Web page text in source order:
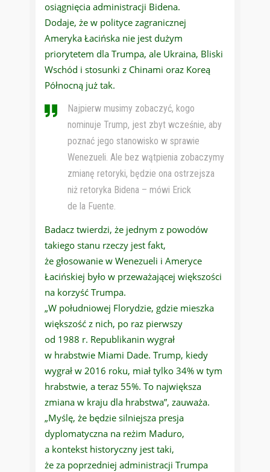
osiągnięcia administracji Bidena.
Dodaje, że w polityce zagranicznej
Ameryka Łacińska nie jest dużym
priorytetem dla Trumpa, ale Ukraina, Bliski
Wschód i stosunki z Chinami oraz Koreą
Północną już tak.
Najpierw musimy zobaczyć, kogo
nominuje Trump, jest zbyt wcześnie, aby
poznać jego stanowisko w sprawie
Wenezueli. Ale bez wątpienia zobaczymy
zmianę retoryki, będzie ona ostrzejsza
niż retoryka Bidena – mówi Erick
de la Fuente.
Badacz twierdzi, że jednym z powodów
takiego stanu rzeczy jest fakt,
że głosowanie w Wenezueli i Ameryce
Łacińskiej było w przeważającej większości
na korzyść Trumpa.
„W południowej Florydzie, gdzie mieszka
większość z nich, po raz pierwszy
od 1988 r. Republikanin wygrał
w hrabstwie Miami Dade. Trump, kiedy
wygrał w 2016 roku, miał tylko 34% w tym
hrabstwie, a teraz 55%. To największa
zmiana w kraju dla hrabstwa”, zauważa.
„Myślę, że będzie silniejsza presja
dyplomatyczna na reżim Maduro,
a kontekst historyczny jest taki,
że za poprzedniej administracji Trumpa